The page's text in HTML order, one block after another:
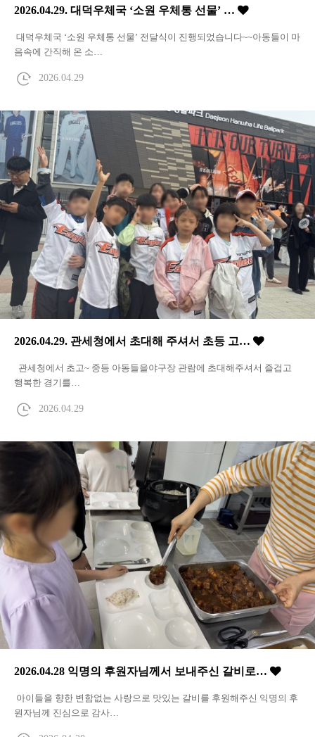
2026.04.29. 대덕우체국 ‘소원 우체통 선물’ …
대덕우체국 ‘소원 우체통 선물’ 전달식이 진행되었습니다~~아동들이 마
음속에 간직해 온 소…
2026.04.29
2026.04.29. 관세청에서 초대해 주셔서 초등 고…
관세청에서 초고~ 중등 아동들을야구장 관람에 초대해주셔서 즐겁고
행복한 경기를…
2026.04.29
2026.04.28 익명의 후원자님께서 보내주신 갈비로…
아이들을 향한 변함없는 사랑으로 맛있는 갈비를 후원해주신 익명의 후
원자님께 진심으로 감사…